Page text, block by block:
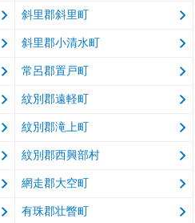
斜里郡斜里町
斜里郡小清水町
常呂郡置戸町
紋別郡遠軽町
紋別郡滝上町
紋別郡西興部村
網走郡大空町
有珠郡壮瞥町